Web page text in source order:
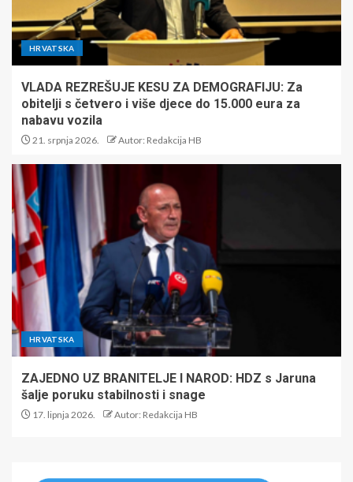
HRVATSKA
VLADA REZREŠUJE KESU ZA DEMOGRAFIJU: Za
obitelji s četvero i više djece do 15.000 eura za
nabavu vozila
21. srpnja 2026. Autor: Redakcija HB
HRVATSKA
ZAJEDNO UZ BRANITELJE I NAROD: HDZ s Jaruna
šalje poruku stabilnosti i snage
17. lipnja 2026. Autor: Redakcija HB